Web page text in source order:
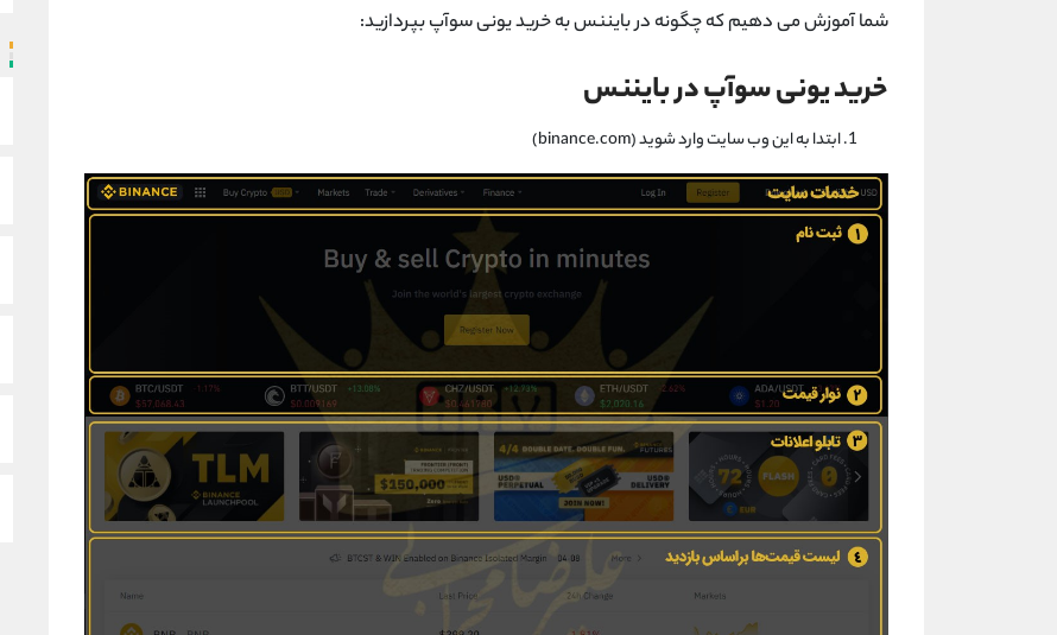
شما آموزش می دهیم که چگونه در بایننس به خرید یونی سوآپ بپردازید:
خرید یونی سوآپ در بایننس
ابتدا به این وب سایت وارد شوید (binance.com)